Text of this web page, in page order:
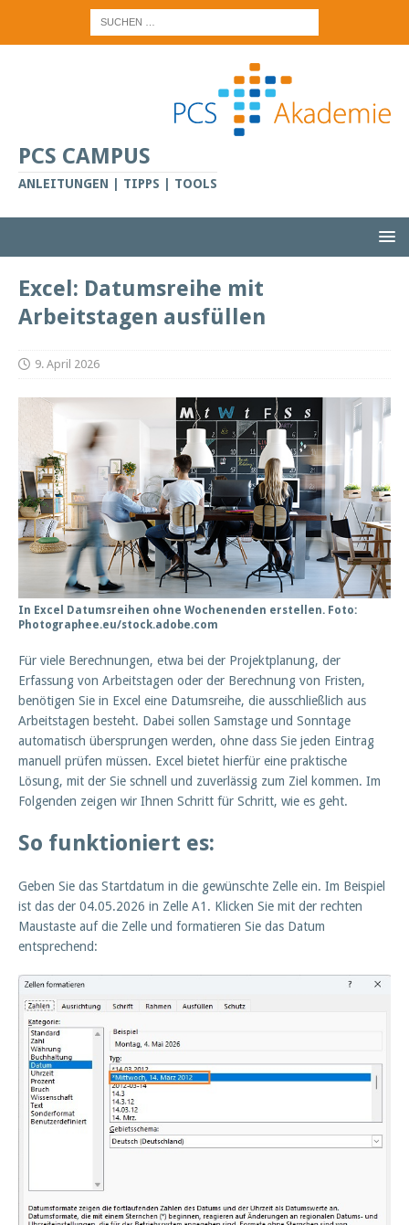
PCS CAMPUS
ANLEITUNGEN | TIPPS | TOOLS
Excel: Datumsreihe mit
Arbeitstagen ausfüllen
9. April 2026
In Excel Datumsreihen ohne Wochenenden erstellen. Foto:
Photographee.eu/stock.adobe.com
Für viele Berechnungen, etwa bei der Projektplanung, der
Erfassung von Arbeitstagen oder der Berechnung von Fristen,
benötigen Sie in Excel eine Datumsreihe, die ausschließlich aus
Arbeitstagen besteht. Dabei sollen Samstage und Sonntage
automatisch übersprungen werden, ohne dass Sie jeden Eintrag
manuell prüfen müssen. Excel bietet hierfür eine praktische
Lösung, mit der Sie schnell und zuverlässig zum Ziel kommen. Im
Folgenden zeigen wir Ihnen Schritt für Schritt, wie es geht.
So funktioniert es:
Geben Sie das Startdatum in die gewünschte Zelle ein. Im Beispiel
ist das der 04.05.2026 in Zelle A1. Klicken Sie mit der rechten
Maustaste auf die Zelle und formatieren Sie das Datum
entsprechend: